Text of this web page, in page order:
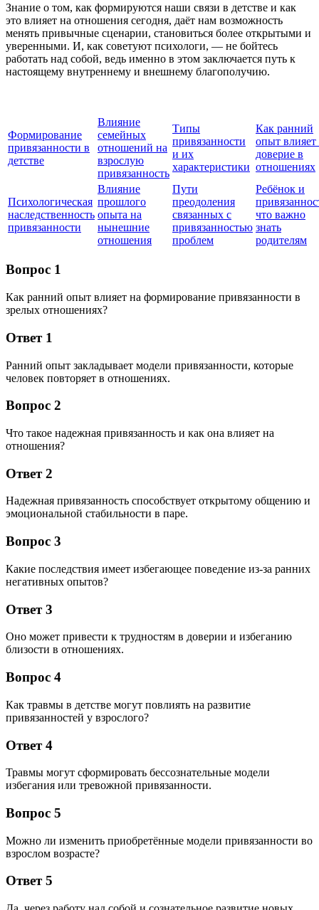
Знание о том, как формируются наши связи в детстве и как
это влияет на отношения сегодня, даёт нам возможность
менять привычные сценарии, становиться более открытыми и
уверенными. И, как советуют психологи, — не бойтесь
работать над собой, ведь именно в этом заключается путь к
настоящему внутреннему и внешнему благополучию.
Формирование
привязанности в
детстве
Влияние
семейных
отношений на
взрослую
привязанность
Типы
привязанности
и их
характеристики
Как ранний
опыт влияет
доверие в
отношениях
Психологическая
наследственность
привязанности
Влияние
прошлого
опыта на
нынешние
отношения
Пути
преодоления
связанных с
привязанностью
проблем
Ребёнок и
что важно
знать
родителям
Вопрос 1
Как ранний опыт влияет на формирование привязанности в
зрелых отношениях?
Ответ 1
Ранний опыт закладывает модели привязанности, которые
человек повторяет в отношениях.
Вопрос 2
Что такое надежная привязанность и как она влияет на
отношения?
Ответ 2
Надежная привязанность способствует открытому общению и
эмоциональной стабильности в паре.
Вопрос 3
Какие последствия имеет избегающее поведение из-за ранних
негативных опытов?
Ответ 3
Оно может привести к трудностям в доверии и избеганию
близости в отношениях.
Вопрос 4
Как травмы в детстве могут повлиять на развитие
привязанностей у взрослого?
Ответ 4
Травмы могут сформировать бессознательные модели
избегания или тревожной привязанности.
Вопрос 5
Можно ли изменить приобретённые модели привязанности во
взрослом возрасте?
Ответ 5